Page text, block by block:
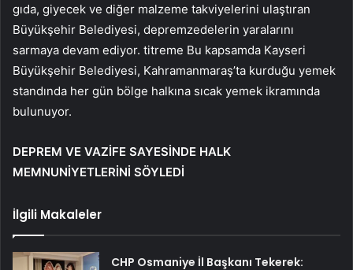
gıda, giyecek ve diğer malzeme takviyelerini ulaştıran
Büyükşehir Belediyesi, depremzedelerin yaralarını
sarmaya devam ediyor. titreme Bu kapsamda Kayseri
Büyükşehir Belediyesi, Kahramanmaraş’ta kurduğu yemek
standında her gün bölge halkına sıcak yemek ikramında
bulunuyor.
DEPREM VE VAZİFE SAYESİNDE HALK
MEMNUNİYETLERİNİ SÖYLEDİ
İlgili Makaleler
CHP Osmaniye İl Başkanı Tekerek: